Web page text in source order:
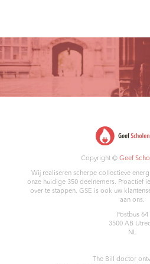
Copyright © Geef
Wij realiseren scherpe collectieve
onze huidige 350 deelnemers. Proactief
over te stappen. GSE is ook uw
aan ons.
Postbus 64
3500 AB
NL
The Bill doctor